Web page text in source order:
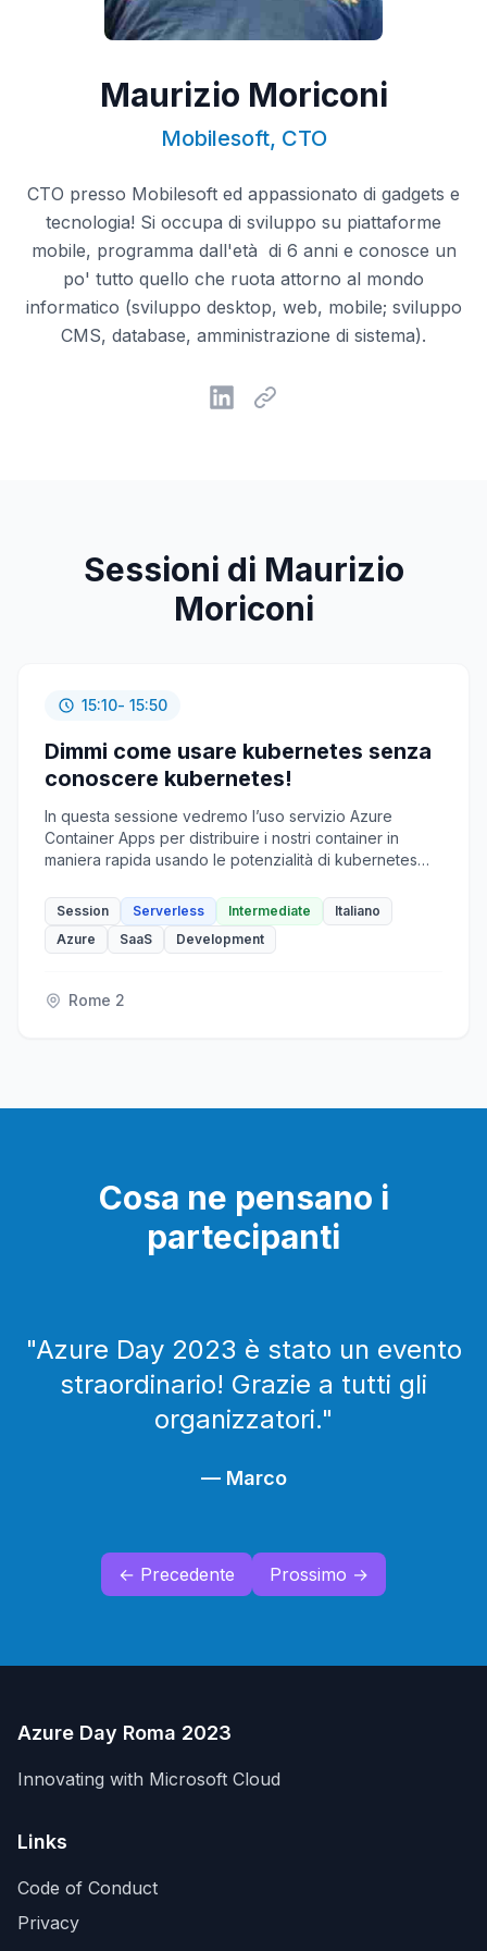
Maurizio Moriconi
Mobilesoft, CTO
CTO presso Mobilesoft ed appassionato di gadgets e
tecnologia! Si occupa di sviluppo su piattaforme
mobile, programma dall'età di 6 anni e conosce un
po' tutto quello che ruota attorno al mondo
informatico (sviluppo desktop, web, mobile; sviluppo
CMS, database, amministrazione di sistema).
Sessioni di Maurizio
Moriconi
15:10- 15:50
Dimmi come usare kubernetes senza
conoscere kubernetes!
In questa sessione vedremo l’uso servizio Azure
Container Apps per distribuire i nostri container in
maniera rapida usando le potenzialità di kubernetes
una soluzione containerizzata che sfrutta un aggancio
ad un database e altri servizi Azure (secrets, storage,
etc) tutto direttamente da portale Azure!
Session Serverless Intermediate
Italiano
Azure
SaaS Development
Rome 2
Cosa ne pensano i
partecipanti
"Azure Day 2023 è stato un evento
straordinario! Grazie a tutti gli
organizzatori."
— Marco
← Precedente Prossimo →
Azure Day Roma 2023
Innovating with Microsoft Cloud
Links
Code of Conduct
Privacy